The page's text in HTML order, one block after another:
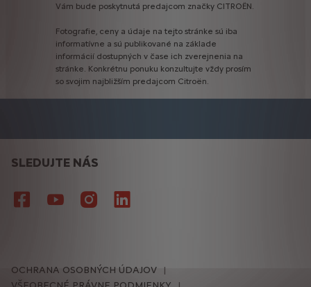
Vám bude poskytnutá predajcom značky CITROËN.
Fotografie, ceny a údaje na tejto stránke sú iba
informatívne a sú publikované na základe
informácií dostupných v čase ich zverejnenia na
stránke. Konkrétnu ponuku konzultujte vždy prosím
so svojim najbližším predajcom Citroën.
SLEDUJTE NÁS
OCHRANA OSOBNÝCH ÚDAJOV